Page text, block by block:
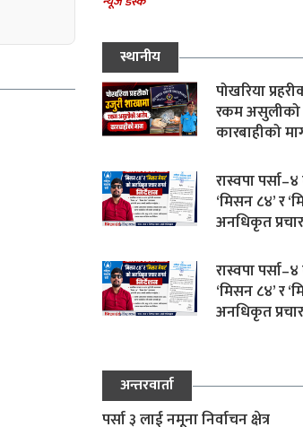
स्थानीय
पोखरिया
रकम असुलीको
कारबाहीको
रास्वपा
‘मिसन ८४’ र
अनधिकृत
रास्वपा
‘मिसन ८४’ र
अनधिकृत
अन्तरवार्ता
पर्सा ३ लाई नमूना निर्वाचन क्षेत्र